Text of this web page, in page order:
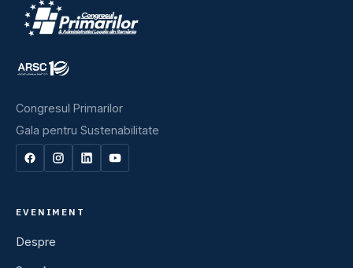
Congresul Primarilor
Gala pentru Sustenabilitate
EVENIMENT
Despre